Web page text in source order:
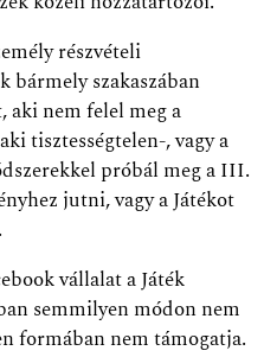
részvételi
bármely szakaszában
aki nem felel meg a
tisztességtelen-, vagy a
próbál meg a III.
jutni, vagy a Játékot
vállalat a Játék
semmilyen módon nem
formában nem támogatja.